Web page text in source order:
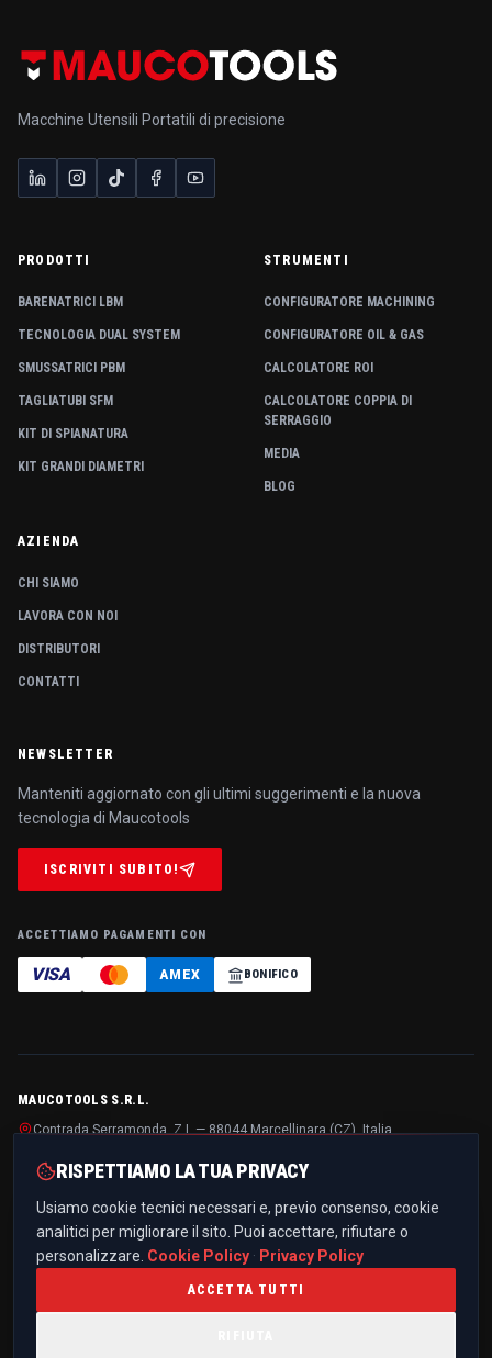
Macchine Utensili Portatili di precisione
PRODOTTI
BARENATRICI LBM
TECNOLOGIA DUAL SYSTEM
SMUSSATRICI PBM
TAGLIATUBI SFM
KIT DI SPIANATURA
KIT GRANDI DIAMETRI
STRUMENTI
CONFIGURATORE MACHINING
CONFIGURATORE OIL & GAS
CALCOLATORE ROI
CALCOLATORE COPPIA DI
SERRAGGIO
MEDIA
BLOG
AZIENDA
CHI SIAMO
LAVORA CON NOI
DISTRIBUTORI
CONTATTI
NEWSLETTER
Manteniti aggiornato con gli ultimi suggerimenti e la nuova
tecnologia di Maucotools
ISCRIVITI SUBITO!
ACCETTIAMO PAGAMENTI CON
VISA AMEX BONIFICO
MAUCOTOOLS S.R.L.
Contrada Serramonda, Z.I. — 88044 Marcellinara (CZ), Italia
+39 0961 021836
info@maucotools.com
PEC:maucotoolssrl@pec.it
RISPETTIAMO LA TUA PRIVACY
Usiamo cookie tecnici necessari e, previo consenso, cookie
analitici per migliorare il sito. Puoi accettare, rifiutare o
personalizzare. Cookie Policy · Privacy Policy
ACCETTA TUTTI